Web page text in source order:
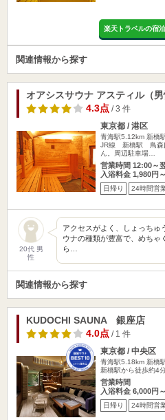
楽天トラベルの宿
関連情報から探す
オアシスサウナ アスティル（男
4.3点/ 3 件
東京都 / 港区
青海駅5.12km 新橋
JR線 新橋駅 鳥森
ん。周辺駐車場…
営業時間 12:00～
入浴料金 1,980円～
日帰り 24時間営
20代 男
性
アクセスがよく、しょっちゅ
ウナの種類が豊富で、めちゃ
ら…
関連情報から探す
KUDOCHI SAUNA 銀座店
4.0点/ 1 件
東京都 / 中央区
青海駅5.18km 新橋
新橋駅から徒歩約4
営業時間
入浴料金 6,000円～
日帰り 24時間営